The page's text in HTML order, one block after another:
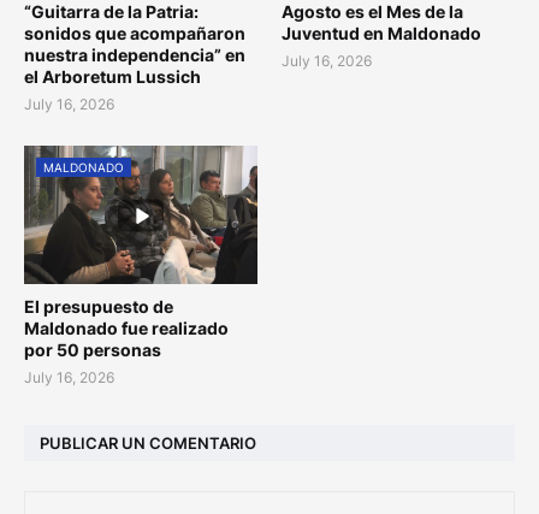
“Guitarra de la Patria:
sonidos que acompañaron
nuestra independencia” en
el Arboretum Lussich
July 16, 2026
Agosto es el Mes de la
Juventud en Maldonado
July 16, 2026
MALDONADO
El presupuesto de
Maldonado fue realizado
por 50 personas
July 16, 2026
PUBLICAR UN COMENTARIO